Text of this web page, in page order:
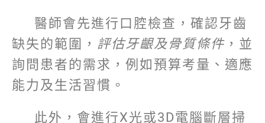
醫師會先進行口腔檢查，確認牙齒
缺失的範圍， 評估牙齦及骨質條件 ，並
詢問患者的需求，例如預算考量、適應
能力及生活習慣。
此外，會進行X光或3D電腦斷層掃